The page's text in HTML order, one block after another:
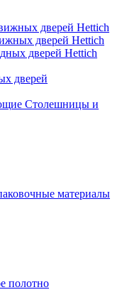
дверей Hettich
дверей Hettich
дверей Hettich
дверей
Столешницы и
материалы
полотно